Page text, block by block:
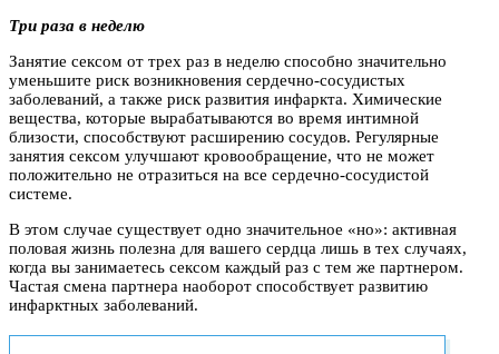
Три раза в неделю
Занятие сексом от трех раз в неделю способно значительно
уменьшите риск возникновения сердечно-сосудистых
заболеваний, а также риск развития инфаркта. Химические
вещества, которые вырабатываются во время интимной
близости, способствуют расширению сосудов. Регулярные
занятия сексом улучшают кровообращение, что не может
положительно не отразиться на все сердечно-сосудистой
системе.
В этом случае существует одно значительное «но»: активная
половая жизнь полезна для вашего сердца лишь в тех случаях,
когда вы занимаетесь сексом каждый раз с тем же партнером.
Частая смена партнера наоборот способствует развитию
инфарктных заболеваний.